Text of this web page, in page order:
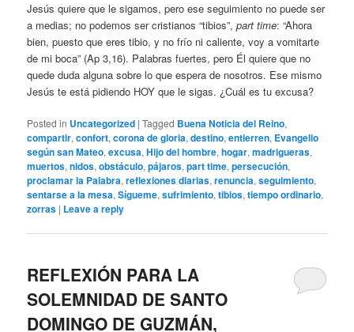
Jesús quiere que le sigamos, pero ese seguimiento no puede ser
a medias; no podemos ser cristianos “tibios”,part time: “Ahora
bien, puesto que eres tibio, y no frío ni caliente, voy a vomitarte
de mi boca” (Ap 3,16). Palabras fuertes, pero Él quiere que no
quede duda alguna sobre lo que espera de nosotros. Ese mismo
Jesús te está pidiendo HOY que le sigas. ¿Cuál es tu excusa?
Posted in Uncategorized |Tagged Buena Noticia del Reino,
compartir,confort,corona de gloria,destino,entierren, Evangelio
según san Mateo,excusa,Hijo del hombre,hogar,madrigueras,
muertos,nidos,obstáculo,pájaros,part time,persecución,
proclamar la Palabra,reflexiones diarias,renuncia,seguimiento,
sentarse a la mesa,Sígueme,sufrimiento,tibios,tiempo ordinario,
zorras | Leave a reply
REFLEXIÓN PARA LA
SOLEMNIDAD DE SANTO
DOMINGO DE GUZMÁN,